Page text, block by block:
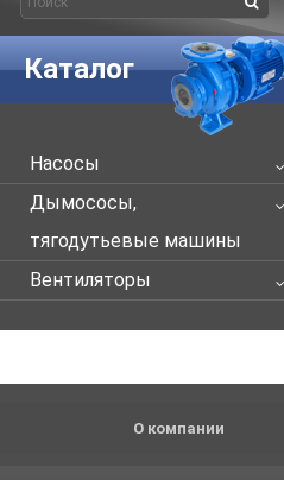
Каталог
Насосы
Дымососы,
тягодутьевые машины
Вентиляторы
О компании